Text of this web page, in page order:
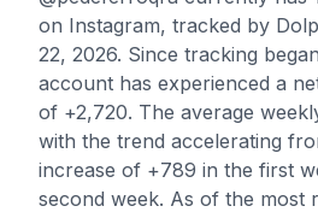
on Instagram, tracked by
22, 2026. Since tracking
account has experienced a
of +2,720. The average
with the trend accelerating
increase of +789 in the first
second week. As of the most